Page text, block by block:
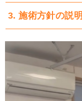
3. 施術方針の説明